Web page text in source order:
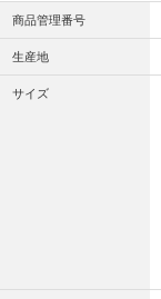
商品管理番号
生産地
サイズ